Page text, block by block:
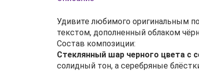
Удивите любимого оригинальным
текстом, дополненный облаком
Состав композиции:
Стеклянный шар черного цвета с
солидный тон, а серебряные